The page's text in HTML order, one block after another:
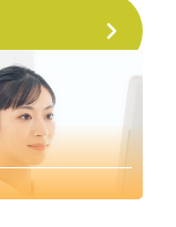
どうぞ。